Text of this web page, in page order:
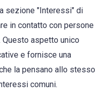
sezione "Interessi" di
in contatto con persone
aspetto unico
e fornisce una
la pensano allo stesso
comuni.